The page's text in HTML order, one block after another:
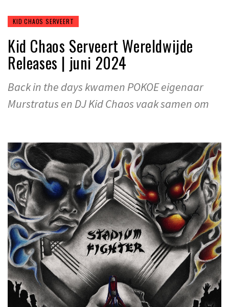
KID CHAOS SERVEERT
Kid Chaos Serveert Wereldwijde
Releases | juni 2024
Back in the days kwamen POKOE eigenaar
Murstratus en DJ Kid Chaos vaak samen om